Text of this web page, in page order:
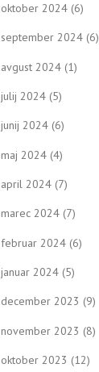
oktober 2024 (6)
september 2024 (6)
avgust 2024 (1)
julij 2024 (5)
junij 2024 (6)
maj 2024 (4)
april 2024 (7)
marec 2024 (7)
februar 2024 (6)
januar 2024 (5)
december 2023 (9)
november 2023 (8)
oktober 2023 (12)